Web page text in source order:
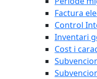
Factura
Control
Inventari
Cost i